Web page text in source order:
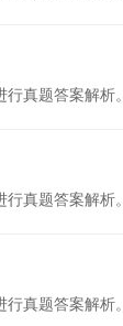
真题答案解析。
真题答案解析。
真题答案解析。